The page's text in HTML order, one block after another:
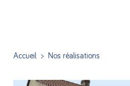
Nos produits
Accueil > Nos réalisations